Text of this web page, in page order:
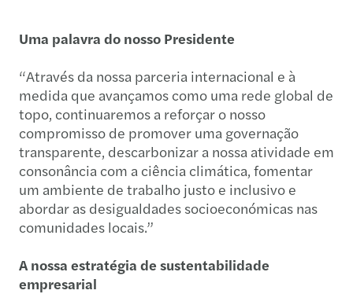
Uma palavra do nosso Presidente
“Através da nossa parceria internacional e à
medida que avançamos como uma rede global de
topo, continuaremos a reforçar o nosso
compromisso de promover uma governação
transparente, descarbonizar a nossa atividade em
consonância com a ciência climática, fomentar
um ambiente de trabalho justo e inclusivo e
abordar as desigualdades socioeconómicas nas
comunidades locais.”
A nossa estratégia de sustentabilidade
empresarial